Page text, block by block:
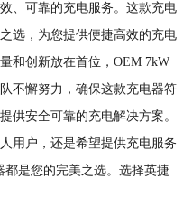
、可靠的充电服务。这款充电
选，为您提供便捷高效的充电
和创新放在首位，OEM 7kW
不懈努力，确保这款充电器符
供安全可靠的充电解决方案。
用户，还是希望提供充电服务
都是您的完美之选。选择英捷